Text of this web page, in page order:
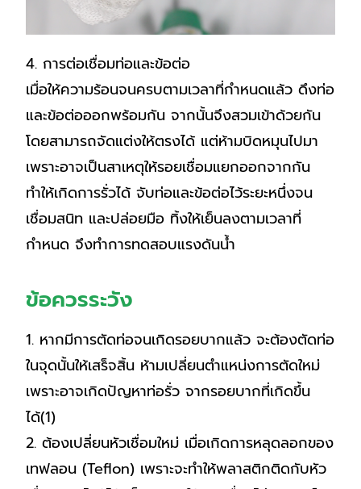
4. การต่อเชื่อมท่อและข้อต่อ
เมื่อให้ความร้อนจนครบตามเวลาที่กำหนดแล้ว ดึงท่อ
และข้อต่อออกพร้อมกัน จากนั้นจึงสวมเข้าด้วยกัน
โดยสามารถจัดแต่งให้ตรงได้ แต่ห้ามบิดหมุนไปมา
เพราะอาจเป็นสาเหตุให้รอยเชื่อมแยกออกจากกัน
ทำให้เกิดการรั่วได้ จับท่อและข้อต่อไว้ระยะหนึ่งจน
เชื่อมสนิท และปล่อยมือ ทิ้งให้เย็นลงตามเวลาที่
กำหนด จึงทำการทดสอบแรงดันน้ำ
ข้อควรระวัง
1. หากมีการตัดท่อจนเกิดรอยบากแล้ว จะต้องตัดท่อ
ในจุดนั้นให้เสร็จสิ้น ห้ามเปลี่ยนตำแหน่งการตัดใหม่
เพราะอาจเกิดปัญหาท่อรั่ว จากรอยบากที่เกิดขึ้น
ได้(1)
2. ต้องเปลี่ยนหัวเชื่อมใหม่ เมื่อเกิดการหลุดลอกของ
เทฟลอน (Teflon) เพราะจะทำให้พลาสติกติดกับหัว